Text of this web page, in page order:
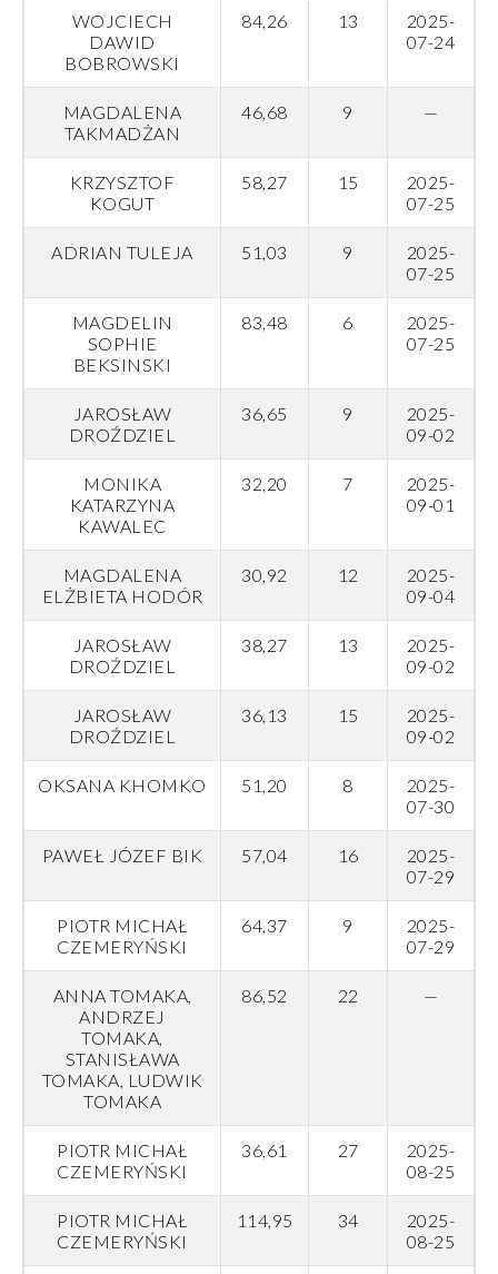
WOJCIECH
DAWID
BOBROWSKI
84,26 13
2025-
07-24
MAGDALENA
TAKMADŻAN
46,68 9 —
KRZYSZTOF
KOGUT
58,27 15
2025-
07-25
ADRIAN TULEJA 51,03 9
2025-
07-25
MAGDELIN
SOPHIE
BEKSINSKI
83,48 6
2025-
07-25
JAROSŁAW
DROŹDZIEL
36,65 9
2025-
09-02
MONIKA
KATARZYNA
KAWALEC
32,20 7
2025-
09-01
MAGDALENA
ELŻBIETA HODÓR
30,92 12
2025-
09-04
JAROSŁAW
DROŹDZIEL
38,27 13
2025-
09-02
JAROSŁAW
DROŹDZIEL
36,13 15
2025-
09-02
OKSANA KHOMKO 51,20 8
2025-
07-30
PAWEŁ JÓZEF BIK 57,04 16
2025-
07-29
PIOTR MICHAŁ
CZEMERYŃSKI
64,37 9
2025-
07-29
ANNA TOMAKA,
ANDRZEJ
TOMAKA,
STANISŁAWA
TOMAKA, LUDWIK
TOMAKA
86,52 22 —
PIOTR MICHAŁ
CZEMERYŃSKI
36,61 27
2025-
08-25
PIOTR MICHAŁ
CZEMERYŃSKI
114,95 34
2025-
08-25